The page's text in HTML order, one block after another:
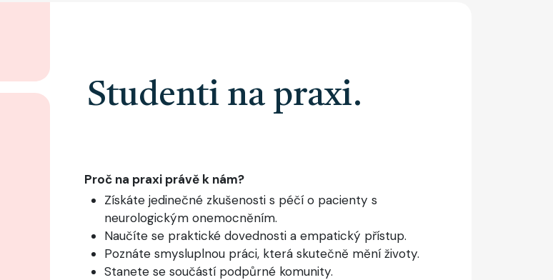
Studenti na praxi.
Proč na praxi právě k nám?
Získáte jedinečné zkušenosti s péčí o pacienty s
neurologickým onemocněním.
Naučíte se praktické dovednosti a empatický přístup.
Poznáte smysluplnou práci, která skutečně mění životy.
Stanete se součástí podpůrné komunity.